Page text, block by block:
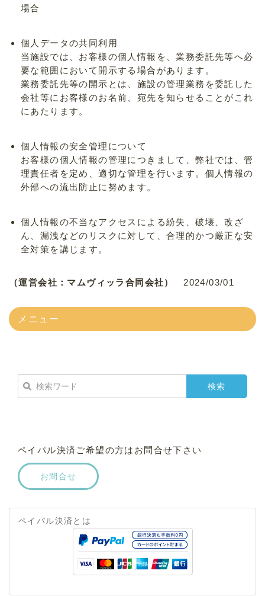
場合
個人データの共同利用
当施設では、お客様の個人情報を、業務委託先等へ必
要な範囲において開示する場合があります。
業務委託先等の開示とは、施設の管理業務を委託した
会社等にお客様のお名前、宛先を知らせることがこれ
にあたります。
個人情報の安全管理について
お客様の個人情報の管理につきまして、弊社では、管
理責任者を定め、適切な管理を行います。個人情報の
外部への流出防止に努めます。
個人情報の不当なアクセスによる紛失、破壊、改ざ
ん、漏洩などのリスクに対して、合理的かつ厳正な安
全対策を講じます。
（運営会社：マムヴィッラ合同会社） 2024/03/01
メニュー
ペイパル決済ご希望の方はお問合せ下さい
お問合せ
ペイパル決済とは